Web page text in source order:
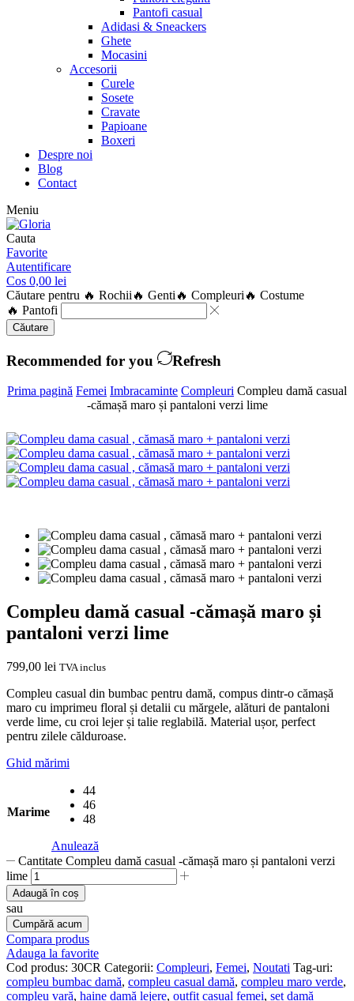
Pantofi casual
Adidasi & Sneackers
Ghete
Mocasini
Accesorii
Curele
Sosete
Cravate
Papioane
Boxeri
Despre noi
Blog
Contact
Meniu
Cauta
Favorite
Autentificare
Cos 0,00 lei
Căutare pentru 🔥 Rochii 🔥 Genti 🔥 Compleuri 🔥 Costume
🔥 Pantofi
Căutare
Recommended for you Refresh
Prima pagină Femei Imbracaminte Compleuri Compleu damă casual
-cămașă maro și pantaloni verzi lime
Compleu damă casual -cămașă maro și
pantaloni verzi lime
799,00 lei TVA inclus
Compleu casual din bumbac pentru damă, compus dintr-o cămașă
maro cu imprimeu floral și detalii cu mărgele, alături de pantaloni
verde lime, cu croi lejer și talie reglabilă. Material ușor, perfect
pentru zilele călduroase.
Ghid mărimi
Marime
44
46
48
Anulează
Cantitate Compleu damă casual -cămașă maro și pantaloni verzi
lime
Adaugă în coș
sau
Cumpără acum
Compara produs
Adauga la favorite
Cod produs: 30CR Categorii: Compleuri, Femei, Noutati Tag-uri:
compleu bumbac damă, compleu casual damă, compleu maro verde,
compleu vară, haine damă lejere, outfit casual femei, set damă